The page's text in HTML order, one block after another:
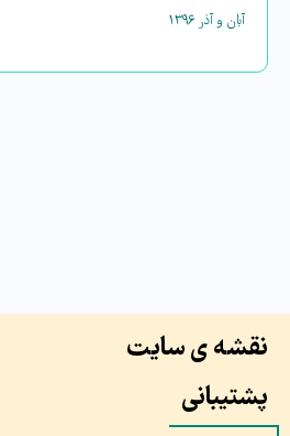
آبان و آذر ۱۳۹۶
نقشه ی سایت
پشتیبانی